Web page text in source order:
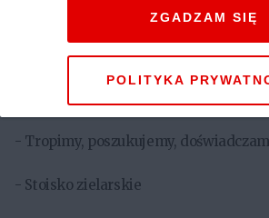
Szlak Piastowski od podszewki
Warsztaty:
- Tropimy, poszukujemy,
- Stoisko zielarskie
POLITYKA
ZGADZAM SIĘ